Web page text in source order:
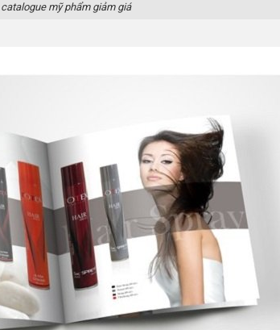
mỹ phẩm giảm giá